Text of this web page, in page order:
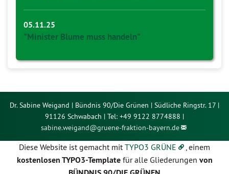
05.11.25
"Minister Blume muss handeln"
Dr. Sabine Weigand | Bündnis 90/Die Grünen | Südliche Ringstr. 17 |
91126 Schwabach | Tel: +49 9122 8774888 |
sabine.weigand@gruene-fraktion-bayern.de
Diese Website ist gemacht mitTYPO3 GRÜNE , einem
kostenlosen TYPO3-Templatefür alle Gliederungen von